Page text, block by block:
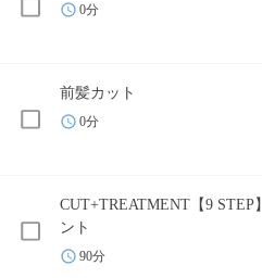
0分
前髪カット
0分
CUT+TREATMENT【9 STEP
ント
90分